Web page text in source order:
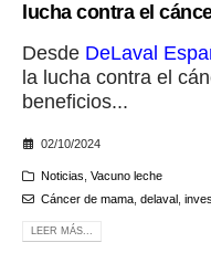
lucha contra el
Desde DeLaval
la lucha contra el
beneficios...
02/10/2024
Noticias Vacuno leche
Cáncer de mama, delaval
LEER MÁS...